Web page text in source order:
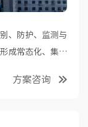
、防护、监测与
成常态化、集中
方案咨询